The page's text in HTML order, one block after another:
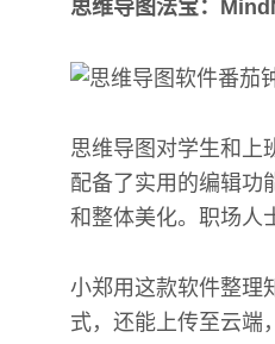
思维导图法宝：
思维导图对学生和上
配备了实用的编辑功
和整体美化。职场人
小郑用这款软件整理
式，还能上传至云端